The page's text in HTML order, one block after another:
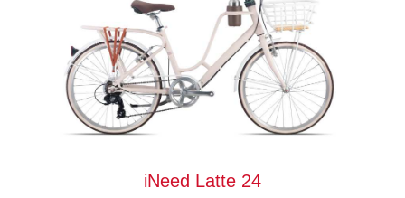
iNeed Latte 24